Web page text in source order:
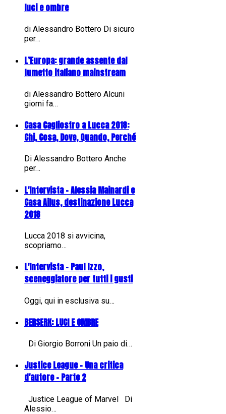
luci e ombre
di Alessandro Bottero Di sicuro
per…
L’Europa: grande assente dal
fumetto italiano mainstream
di Alessandro Bottero Alcuni
giorni fa…
Casa Cagliostro a Lucca 2018:
Chi, Cosa, Dove, Quando, Perché
Di Alessandro Bottero Anche
per…
L'Intervista - Alessia Mainardi e
Casa Ailus, destinazione Lucca
2018
Lucca 2018 si avvicina,
scopriamo…
L'Intervista - Paul Izzo,
sceneggiatore per tutti i gusti
Oggi, qui in esclusiva su…
BERSERK: LUCI E OMBRE
Di Giorgio Borroni Un paio di…
Justice League - Una critica
d'autore - Parte 2
Justice League of Marvel Di
Alessio…